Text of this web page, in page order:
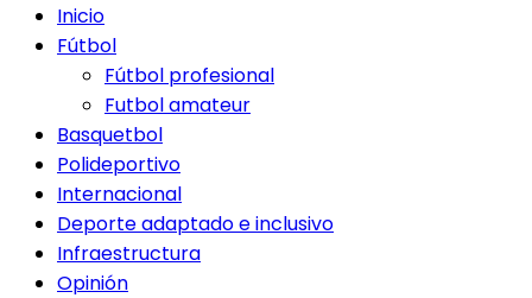
Inicio
Fútbol
Fútbol profesional
Futbol amateur
Basquetbol
Polideportivo
Internacional
Deporte adaptado e inclusivo
Infraestructura
Opinión